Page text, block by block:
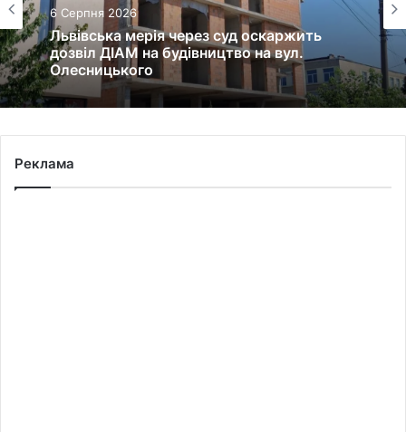
6 Серпня 2026
Львівська мерія через суд оскаржить
дозвіл ДІАМ на будівництво на вул.
Олесницького
Реклама